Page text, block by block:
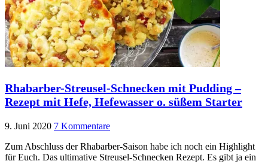
Rhabarber-Streusel-Schnecken mit Pudding –
Rezept mit Hefe, Hefewasser o. süßem Starter
9. Juni 2020 7 Kommentare
Zum Abschluss der Rhabarber-Saison habe ich noch ein Highlight
für Euch. Das ultimative Streusel-Schnecken Rezept. Es gibt ja ein